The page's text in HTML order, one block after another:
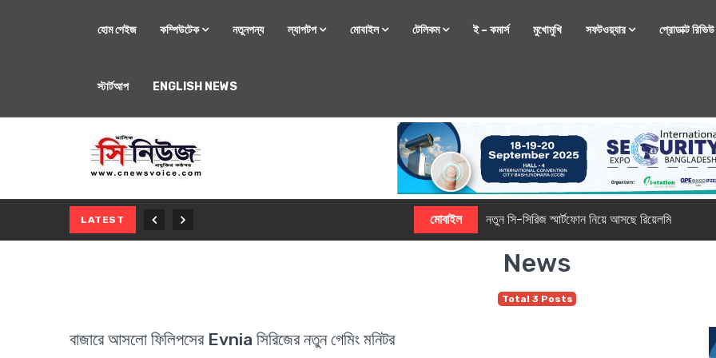
হোম পেইজ কম্পিউটেক নতুনপন্য ল্যাপটপ মোবাইল টেলিকম ই – কমার্স মুখোমুখি সফটওয়্যার প্রোডাক্ট রিভিউ
স্টার্টআপ ENGLISH NEWS
LATEST নতুন সি-সিরিজ স্মার্টফোন নিয়ে আসছে রিয়েলমি
News
Total 3 Posts
বাজারে আসলো ফিলিপসের Evnia সিরিজের নতুন গেমিং মনিটর